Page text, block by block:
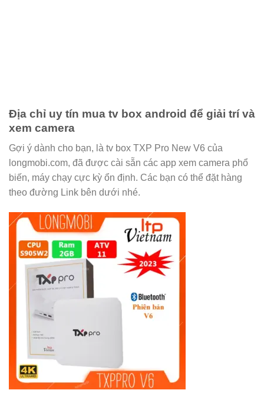
Địa chỉ uy tín mua tv box android để giải trí và
xem camera
Gợi ý dành cho bạn, là tv box TXP Pro New V6 của
longmobi.com, đã được cài sẵn các app xem camera phổ
biến, máy chạy cực kỳ ổn định. Các bạn có thể đặt hàng
theo đường Link bên dưới nhé.